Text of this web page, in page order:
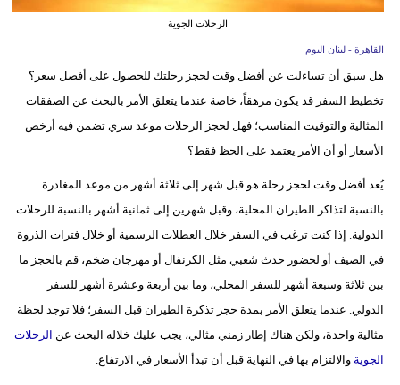
أزياء
إسلامية
بيئة
مدوَّنات
فيديو
الرحلات الجوية
القاهرة - لبنان اليوم
هل سبق أن تساءلت عن أفضل وقت لحجز رحلتك للحصول على أفضل سعر؟
تخطيط السفر قد يكون مرهقاً، خاصة عندما يتعلق الأمر بالبحث عن الصفقات
المثالية والتوقيت المناسب؛ فهل لحجز الرحلات موعد سري تضمن فيه أرخص
الأسعار أو أن الأمر يعتمد على الحظ فقط؟
يُعد أفضل وقت لحجز رحلة هو قبل شهر إلى ثلاثة أشهر من موعد المغادرة
بالنسبة لتذاكر الطيران المحلية، وقبل شهرين إلى ثمانية أشهر بالنسبة للرحلات
الدولية. إذا كنت ترغب في السفر خلال العطلات الرسمية أو خلال فترات الذروة
في الصيف أو لحضور حدث شعبي مثل الكرنفال أو مهرجان ضخم، قم بالحجز ما
بين ثلاثة وسبعة أشهر للسفر المحلي، وما بين أربعة وعشرة أشهر للسفر
الدولي. عندما يتعلق الأمر بمدة حجز تذكرة الطيران قبل السفر؛ فلا توجد لحظة
مثالية واحدة، ولكن هناك إطار زمني مثالي، يجب عليك خلاله البحث عن الرحلات
الجوية والالتزام بها في النهاية قبل أن تبدأ الأسعار في الارتفاع.